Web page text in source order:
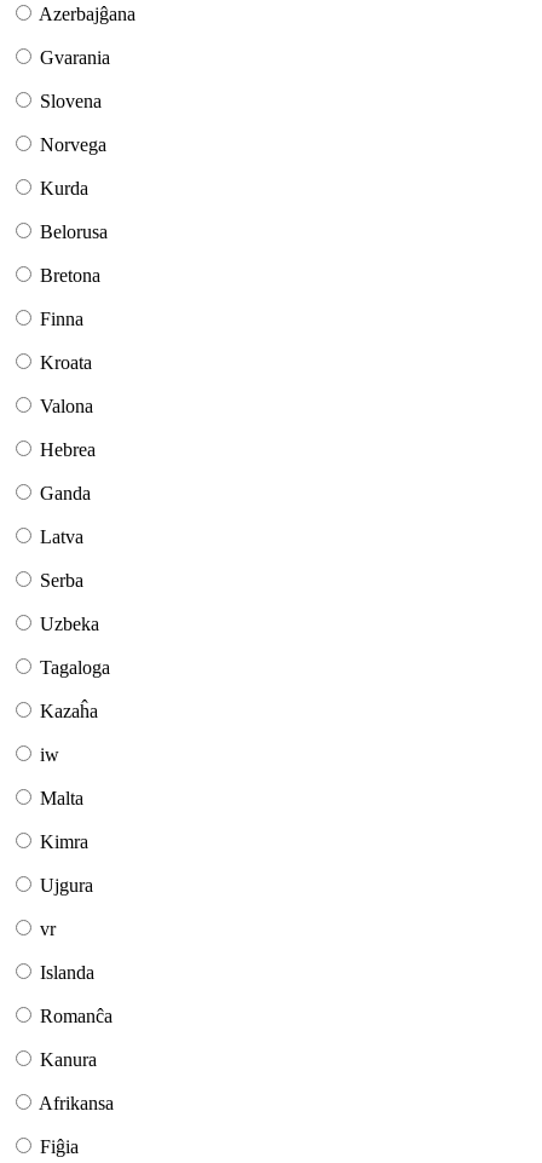
Azerbajĝana
Gvarania
Slovena
Norvega
Kurda
Belorusa
Bretona
Finna
Kroata
Valona
Hebrea
Ganda
Latva
Serba
Uzbeka
Tagaloga
Kazaĥa
iw
Malta
Kimra
Ujgura
vr
Islanda
Romanĉa
Kanura
Afrikansa
Fiĝia